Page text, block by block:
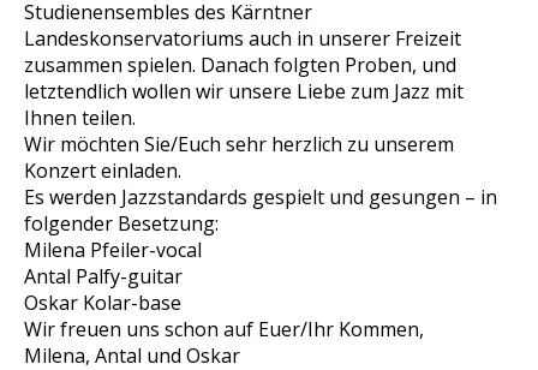
Studienensembles des Kärntner
Landeskonservatoriums auch in unserer Freizeit
zusammen spielen. Danach folgten Proben, und
letztendlich wollen wir unsere Liebe zum Jazz mit
Ihnen teilen.
Wir möchten Sie/Euch sehr herzlich zu unserem
Konzert einladen.
Es werden Jazzstandards gespielt und gesungen – in
folgender Besetzung:
Milena Pfeiler-vocal
Antal Palfy-guitar
Oskar Kolar-base
Wir freuen uns schon auf Euer/Ihr Kommen,
Milena, Antal und Oskar